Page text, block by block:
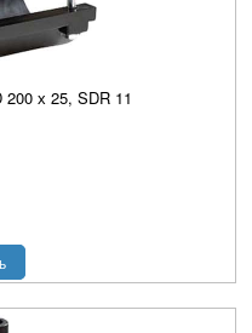
х 25, SDR 11